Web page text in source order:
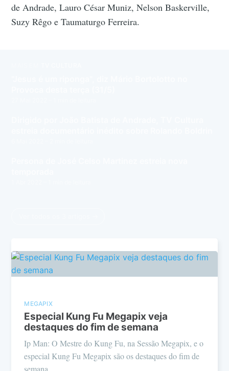
de Andrade, Lauro César Muniz, Nelson Baskerville,
Suzy Rêgo e Taumaturgo Ferreira.
MEGAPIX
Especial Kung Fu Megapix veja
destaques do fim de semana
Ip Man: O Mestre do Kung Fu, na Sessão Megapix, e o
especial Kung Fu Megapix são os destaques do fim de
semana